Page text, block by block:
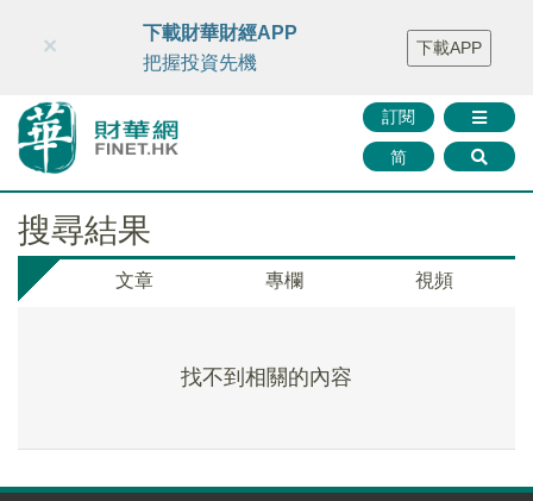
財華智庫網 FINTV FINMETA 財華證券 媒體矩陣
智庫沙龍
聯絡我們
訂閱
简
×
下載財華財經APP
把握投資先機
下載APP
搜尋結果
文章 專欄 視頻
找不到相關的內容